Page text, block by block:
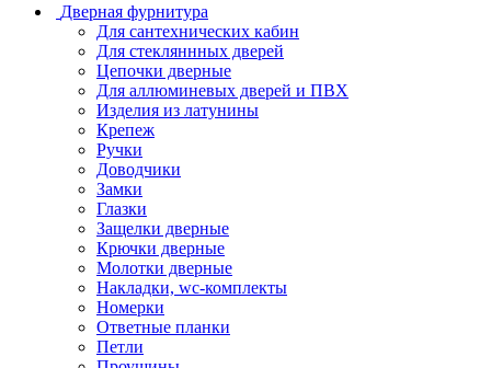
Дверная фурнитура
Для сантехнических кабин
Для стекляннных дверей
Цепочки дверные
Для аллюминевых дверей и ПВХ
Изделия из латунины
Крепеж
Ручки
Доводчики
Замки
Глазки
Защелки дверные
Крючки дверные
Молотки дверные
Накладки, wc-комплекты
Номерки
Ответные планки
Петли